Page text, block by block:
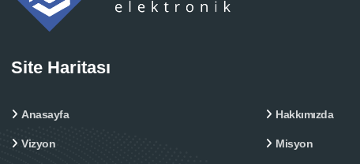
Site Haritası
Anasayfa Hakkımızda
Vizyon Misyon